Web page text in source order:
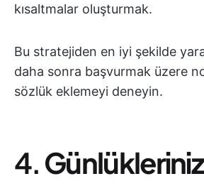
kısaltmalar oluşturmak.
Bu stratejiden en iyi şekilde
daha sonra başvurmak üzere
sözlük eklemeyi deneyin.
4.